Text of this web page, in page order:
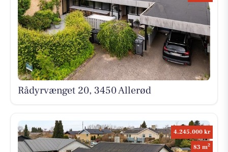
Rådyrvænget 20, 3450 Allerød
4.245.000 kr
83 m2